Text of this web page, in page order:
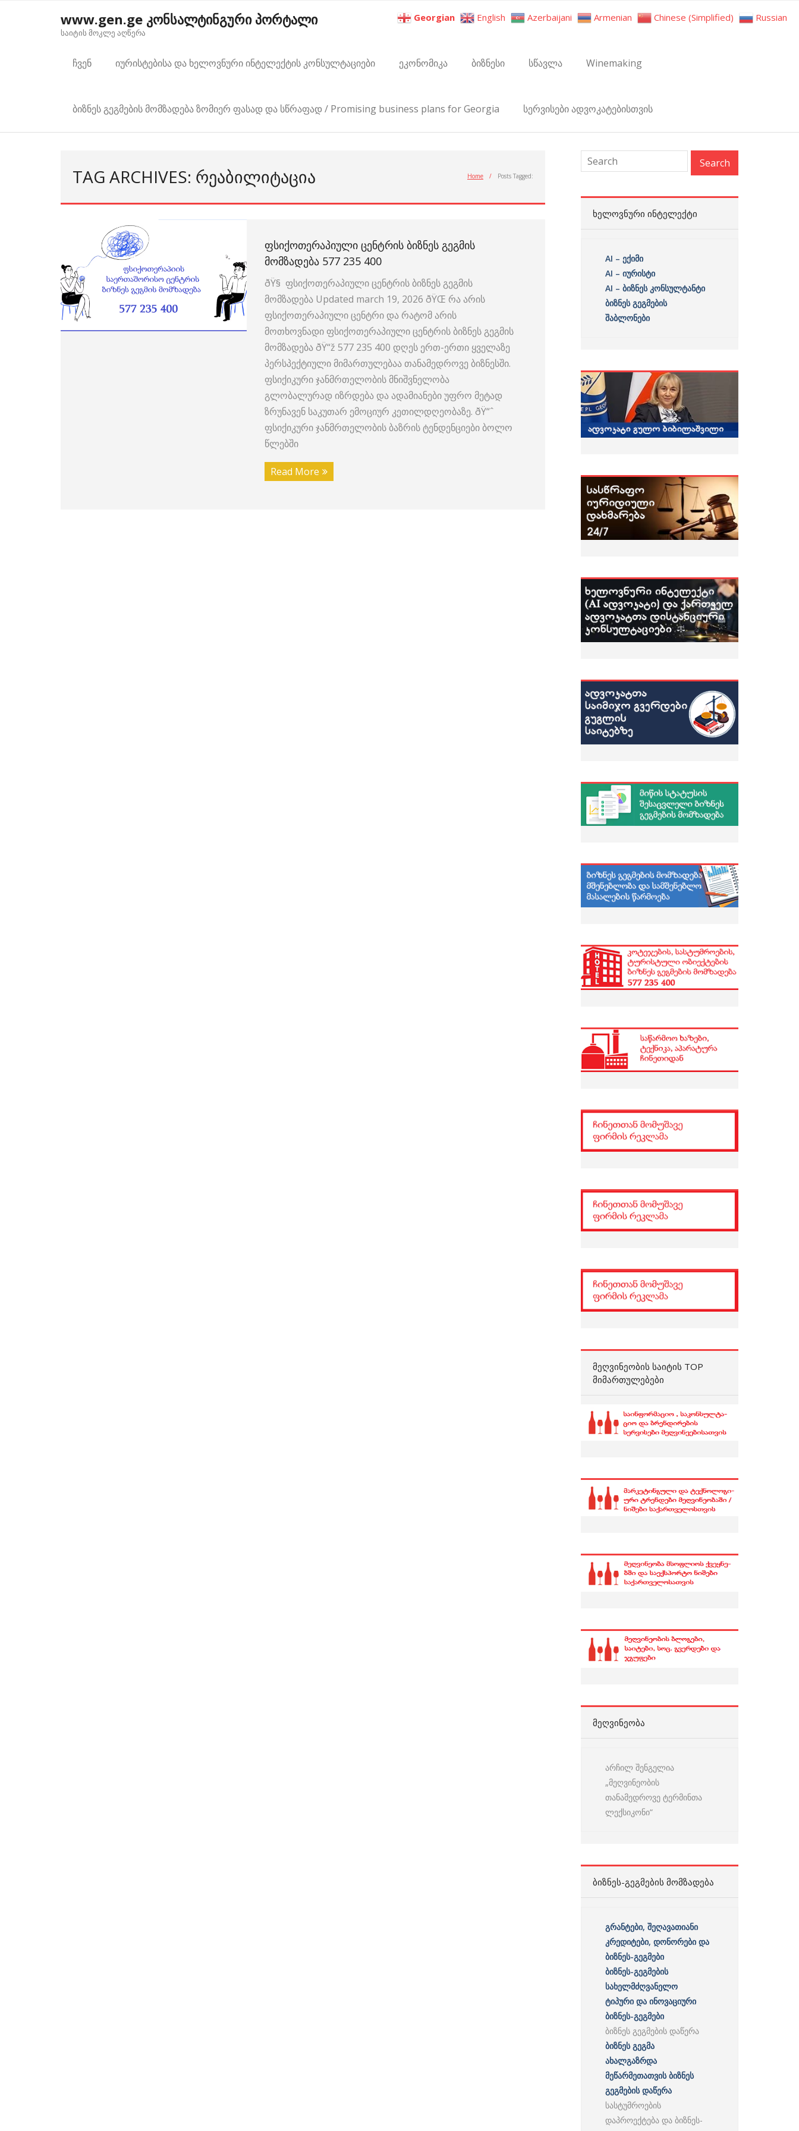
www.gen.ge კონსალტინგური პორტალი
საიტის მოკლე აღწერა
ჩვენ იურისტებისა და ხელოვნური ინტელექტის კონსულტაციები ეკონომიკა ბიზნესი სწავლა Winemaking
ბიზნეს გეგმების მომზადება ზომიერ ფასად და სწრაფად / Promising business plans for Georgia სერვისები ადვოკატებისთვის
TAG ARCHIVES: ᲠᲔᲐᲑᲘᲚᲘᲢᲐᲪᲘᲐ Home / Posts Tagged:
ᲤᲡᲘᲥᲝᲗᲔᲠᲐᲞᲘᲣᲚᲘ ᲪᲔᲜᲢᲠᲘᲡ ᲑᲘᲖᲜᲔᲡ ᲒᲔᲒᲛᲘᲡ
ᲛᲝᲛᲖᲐᲓᲔᲑᲐ 577 235 400
ðŸ§ ფსიქოთერაპიული ცენტრის ბიზნეს გეგმის
მომზადება Updated march 19, 2026 ðŸŒ რა არის
ფსიქოთერაპიული ცენტრი და რატომ არის
მოთხოვნადი ფსიქოთერაპიული ცენტრის ბიზნეს გეგმის
მომზადება ðŸ“ž 577 235 400 დღეს ერთ-ერთი ყველაზე
პერსპექტიული მიმართულებაა თანამედროვე ბიზნესში.
ფსიქიკური ჯანმრთელობის მნიშვნელობა
გლობალურად იზრდება და ადამიანები უფრო მეტად
ზრუნავენ საკუთარ ემოციურ კეთილდღეობაზე. ðŸ“ˆ
ფსიქიკური ჯანმრთელობის ბაზრის ტენდენციები ბოლო
წლებში
Read More
ᲮᲔᲚᲝᲕᲜᲣᲠᲘ ᲘᲜᲢᲔᲚᲔᲥᲢᲘ
AI – ექიმი
AI – იურისტი
AI – ბიზნეს კონსულტანტი
ბიზნეს გეგმების
შაბლონები
ᲛᲔᲦᲕᲘᲜᲔᲝᲑᲘᲡ ᲡᲐᲘᲢᲘᲡ TOP
ᲛᲘᲛᲐᲠᲗᲣᲚᲔᲑᲔᲑᲘ
ᲛᲔᲦᲕᲘᲜᲔᲝᲑᲐ
არჩილ შენგელია
„მეღვინეობის
თანამედროვე ტერმინთა
ლექსიკონი“
ᲑᲘᲖᲜᲔᲡ-ᲒᲔᲒᲛᲔᲑᲘᲡ ᲛᲝᲛᲖᲐᲓᲔᲑᲐ
გრანტები, შეღავათიანი
კრედიტები, დონორები და
ბიზნეს-გეგმები
ბიზნეს-გეგმების
სახელმძღვანელო
ტიპური და ინოვაციური
ბიზნეს-გეგმები
ბიზნეს გეგმების დაწერა
ბიზნეს გეგმა
ახალგაზრდა
მეწარმეთათვის ბიზნეს
გეგმების დაწერა
სასტუმროების
დაპროექტება და ბიზნეს-
Georgian English Azerbaijani Armenian Chinese (Simplified) Russian